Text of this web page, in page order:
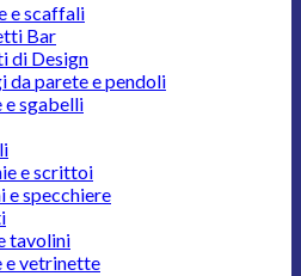
e scaffali
Bar
di Design
da parete e pendoli
e sgabelli
e scrittoi
e specchiere
tavolini
e vetrinette